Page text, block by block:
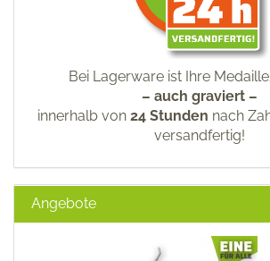
Bei Lagerware ist Ihre
– auch graviert –
innerhalb von 24 Stunden nach
versandfertig!
Angebote